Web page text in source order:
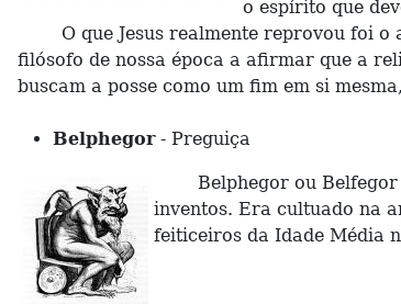
o espírito que
O que Jesus realmente reprovou foi o
filósofo de nossa época a afirmar que a
buscam a posse como um fim em si
Belphegor- Preguiça
Belphegor ou Belfegor
inventos. Era cultuado na
feiticeiros da Idade Média